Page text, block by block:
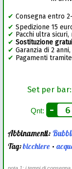
✔ Consegna entro
✔ Spedizione 15
✔ Pacchi ultra
✔ Sostituzione
✔ Garanzia di 2
✔ Pagamenti
Set per bar:
Qnt: -
Abbinamenti:
Tag:bicchiere •